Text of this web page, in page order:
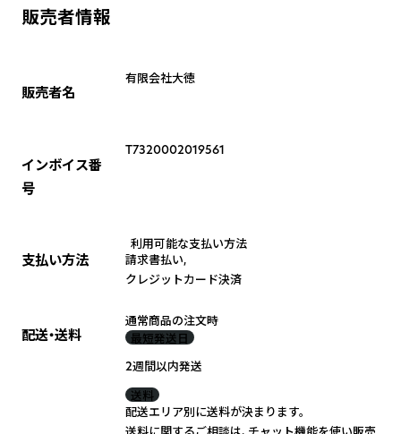
販売者情報
販売者名
有限会社大徳
インボイス番
号
T7320002019561
支払い方法
利用可能な支払い方法
請求書払い,
クレジットカード決済
配送・送料
通常商品の注文時
最短発送日
2週間以内発送
送料
配送エリア別に送料が決まります。